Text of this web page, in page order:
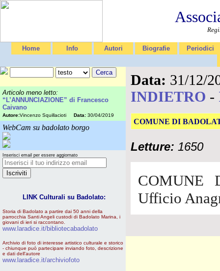
Home Info Autori Biografie Periodici
Articolo meno letto:
“L’ANNUNCIAZIONE” di Francesco
Caivano
Autore:Vincenzo Squillacioti Data: 30/04/2019
WebCam su badolato borgo
Inserisci email per essere aggiornato
LINK Culturali su Badolato:
Storia di Badolato a partire dai 50 anni della
parrocchia Santi Angeli custodi di Badolato Marina, i
giovani di ieri si raccontano.
www.laradice.it/bibliotecabadolato
Archivio di foto di interesse artistico culturale e storico
- chiunque può partecipare inviando foto, descrizione
e dati dell'autore
www.laradice.it/archiviofoto
Data: 31/12/
INDIETRO -
COMUNE DI
Letture: 1650
COMUNE
Ufficio